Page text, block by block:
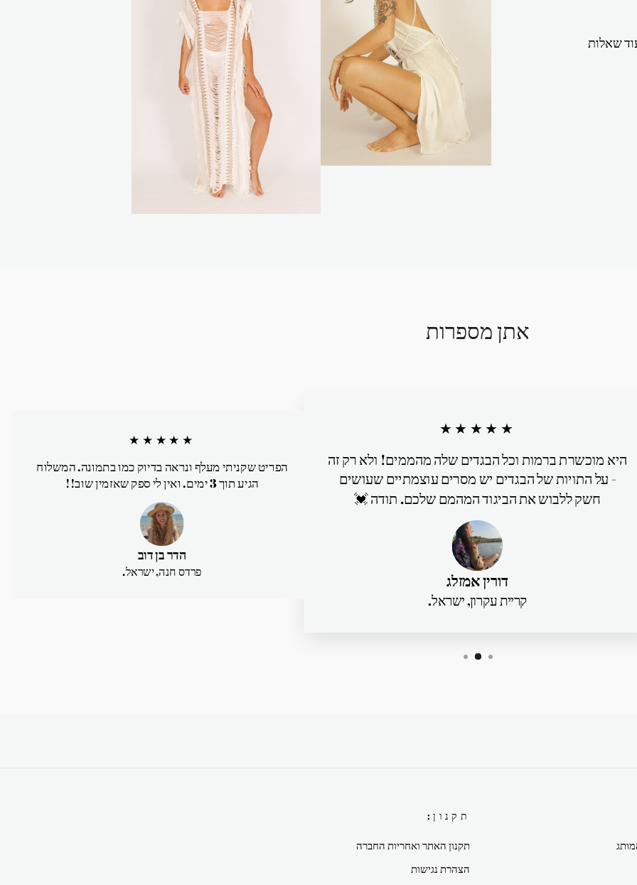
שאלות
אתן מספרות
★★★★★
היא מוכשרת ברמות וכל הבגדים שלה מהממים! ולא רק זה
- על התויות של הבגדים יש מסרים עוצמתיים שעושים
חשק ללבוש את הביגוד המהמם שלכם. תודה 💓
דורין אמזלג
קריית עקרון, ישראל.
★★★★★
הפריט שקניתי מעלף ונראה בדיוק כמו בתמונה. המשלוח
הגיע תוך 3 ימים. ואין לי ספק שאזמין שוב!!
הדר בן דוב
פרדס חנה, ישראל.
תקנון:
תקנון האתר ואחריות החברה
הצהרת נגישות